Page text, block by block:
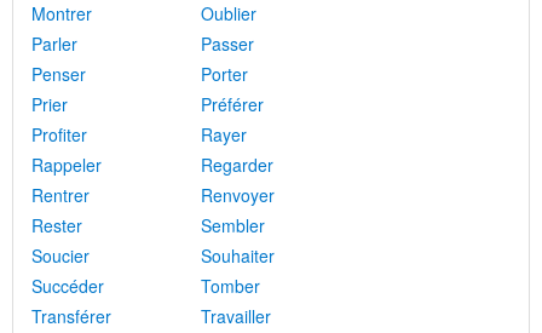
Montrer
Oublier
Parler
Passer
Penser
Porter
Prier
Préférer
Profiter
Rayer
Rappeler
Regarder
Rentrer
Renvoyer
Rester
Sembler
Soucier
Souhaiter
Succéder
Tomber
Transférer
Travailler